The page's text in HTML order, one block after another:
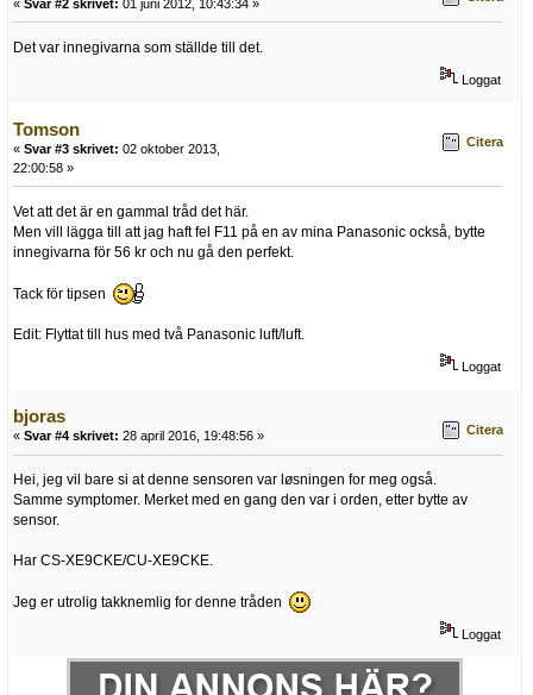
« Svar #2 skrivet: 01 juni 2012, 10:43:34 »
Det var innegivarna som ställde till det.
Loggat
Tomson
« Svar #3 skrivet: 02 oktober 2013,
22:00:58 »
Citera
Vet att det är en gammal tråd det här.
Men vill lägga till att jag haft fel F11 på en av mina Panasonic också, bytte
innegivarna för 56 kr och nu gå den perfekt.
Tack för tipsen
Edit: Flyttat till hus med två Panasonic luft/luft.
Loggat
bjoras
« Svar #4 skrivet: 28 april 2016, 19:48:56 » Citera
Hei, jeg vil bare si at denne sensoren var løsningen for meg også.
Samme symptomer. Merket med en gang den var i orden, etter bytte av
sensor.
Har CS-XE9CKE/CU-XE9CKE.
Jeg er utrolig takknemlig for denne tråden
Loggat